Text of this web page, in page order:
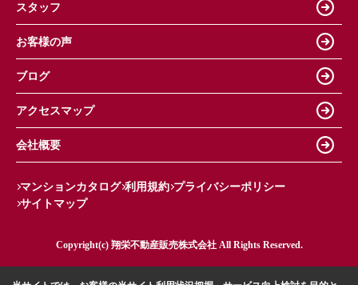
スタッフ
お客様の声
ブログ
アクセスマップ
会社概要
マンションカタログ 利用規約 プライバシーポリシー
サイトマップ
Copyright(c) 翔栄不動産販売株式会社 All Rights Reserved.